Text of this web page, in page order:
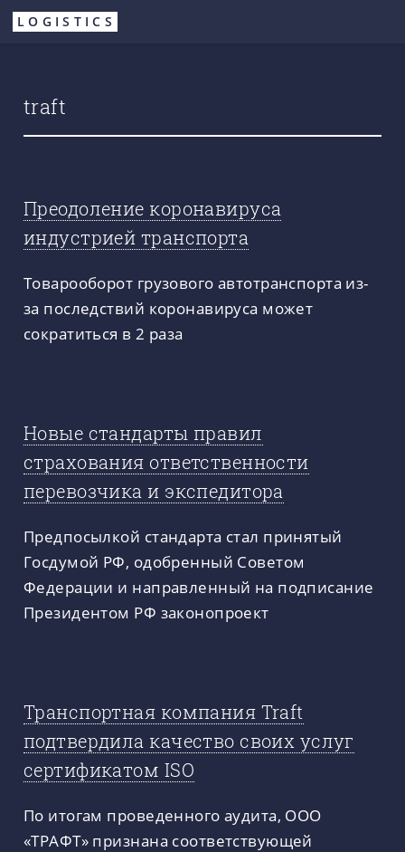
Перейти
LOGISTICS
traft
Преодоление коронавируса
индустрией транспорта
Товарооборот грузового автотранспорта из-
за последствий коронавируса может
сократиться в 2 раза
Новые стандарты правил
страхования ответственности
перевозчика и экспедитора
Предпосылкой стандарта стал принятый
Госдумой РФ, одобренный Советом
Федерации и направленный на подписание
Президентом РФ законопроект
Транспортная компания Traft
подтвердила качество своих услуг
сертификатом ISO
По итогам проведенного аудита, ООО
«ТРАФТ» признана соответствующей